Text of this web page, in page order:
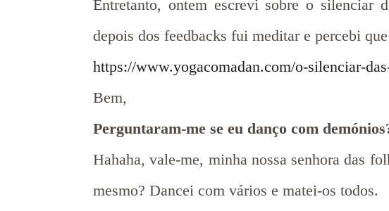
Entretanto, ontem escrevi sobre o silenciar
depois dos feedbacks fui meditar e percebi
https://www.yogacomadan.com/o-silenciar-
Bem,
Perguntaram-me se eu danço com
Hahaha, vale-me, minha nossa senhora das
mesmo? Dancei com vários e matei-os todos.